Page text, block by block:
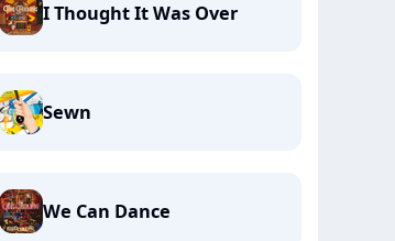
I Thought It Was Over
Sewn
We Can Dance